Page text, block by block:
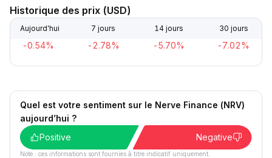
Historique des prix (USD)
Aujourd’hui 7 jours 14 jours 30 jours
-0.54% -2.78% -5.70% -7.02%
Quel est votre sentiment sur le Nerve Finance (NRV)
aujourd’hui ?
Positive
Negative
Note : ces informations sont fournies à titre indicatif uniquement.